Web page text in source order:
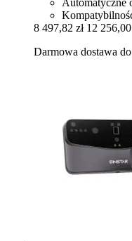
8 497,82 zł 12 256,00
Darmowa dostawa